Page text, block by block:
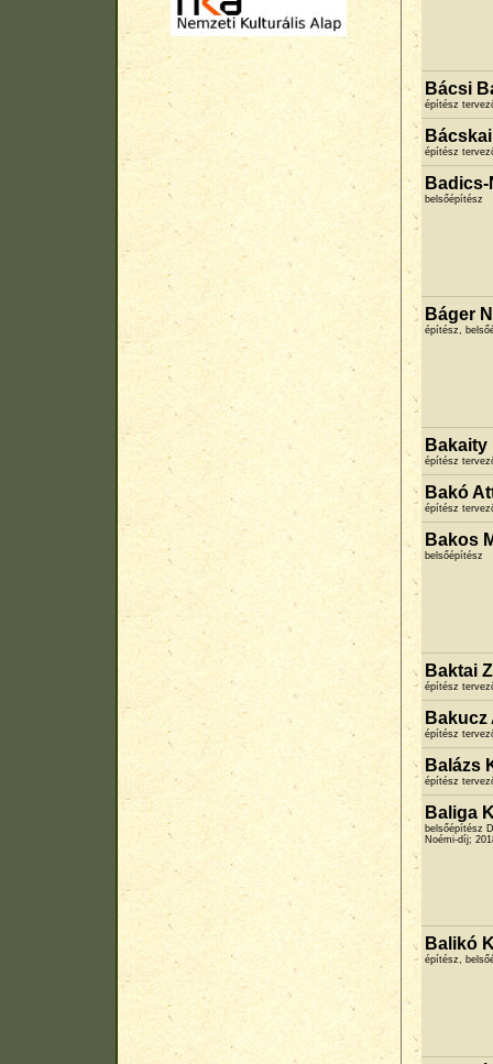
Bácsi
építész
építész
belsőépítész
Báger
építész,
Bakaity
építész
Bakó
építész
Bakos
belsőépítész
Baktai
építész
Bakucz
építész
Balázs
építész
Baliga
belsőépítész
Noémi-díj;
Balikó
építész,